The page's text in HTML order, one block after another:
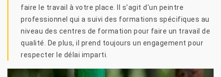
faire le travail à votre place. Il s'agit d'un peintre
professionnel qui a suivi des formations spécifiques au
niveau des centres de formation pour faire un travail de
qualité. De plus, il prend toujours un engagement pour
respecter le délai imparti.